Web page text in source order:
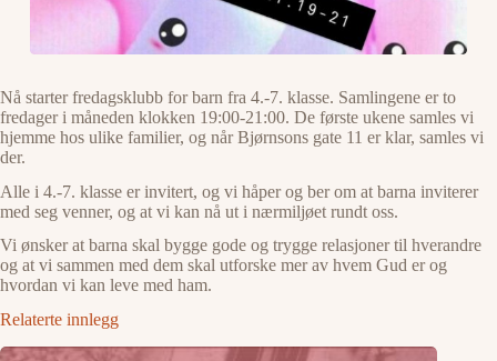
Nå starter fredagsklubb for barn fra 4.-7. klasse. Samlingene er to
fredager i måneden klokken 19:00-21:00. De første ukene samles vi
hjemme hos ulike familier, og når Bjørnsons gate 11 er klar, samles vi
der.
Alle i 4.-7. klasse er invitert, og vi håper og ber om at barna inviterer
med seg venner, og at vi kan nå ut i nærmiljøet rundt oss.
Vi ønsker at barna skal bygge gode og trygge relasjoner til hverandre
og at vi sammen med dem skal utforske mer av hvem Gud er og
hvordan vi kan leve med ham.
Relaterte innlegg